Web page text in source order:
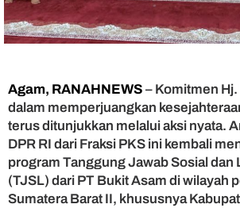
u
a
J
S
L
B
u
k
i
t
Agam, RANAHNEWS – Komitmen
dalam memperjuangkan
terus ditunjukkan melalui aksi nyata.
DPR RI dari Fraksi PKS ini kembali
program Tanggung Jawab Sosial dan
(TJSL) dari PT Bukit Asam di wilayah
Sumatera Barat II, khususnya